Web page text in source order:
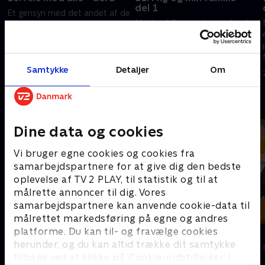
Samtykke Detaljer Om
Dine data og cookies
Vi bruger egne cookies og cookies fra
samarbejdspartnere for at give dig den bedste
oplevelse af TV 2 PLAY, til statistik og til at
målrette annoncer til dig. Vores
samarbejdspartnere kan anvende cookie-data til
målrettet markedsføring på egne og andres
platforme. Du kan til- og fravælge cookies
herunder, og du kan altid trække dit samtykke
tilbage ved at klikke på ’Cookie-indstillinger’ i
Et gensyn med det andet af de
del 1
Nogle af Danmarks storfamilier
er inviteret til dyst på
paratviden. Med fire børn eller
flere kan man nok have brug
for at hente nogle ekstra
26. oktober 2009 • 39 min
Andre så også
Hvem vil være millionær?
Quiz-shows • 4 sæsoner
Lykkehjulet
Quiz-shows •